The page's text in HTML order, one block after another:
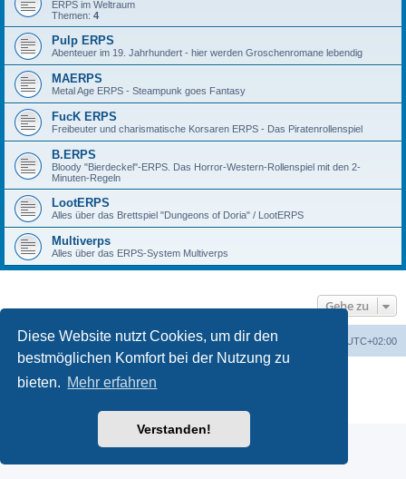
Diese Website nutzt Cookies, um dir den
bestmöglichen Komfort bei der Nutzung zu
bieten. Mehr erfahren
Verstanden!
ERPS im Weltraum
Themen: 4
Pulp ERPS
Abenteuer im 19. Jahrhundert - hier werden Groschenromane lebendig
MAERPS
Metal Age ERPS - Steampunk goes Fantasy
FucK ERPS
Freibeuter und charismatische Korsaren ERPS - Das Piratenrollenspiel
B.ERPS
Bloody "Bierdeckel"-ERPS. Das Horror-Western-Rollenspiel mit den 2-
Minuten-Regeln
LootERPS
Alles über das Brettspiel "Dungeons of Doria" / LootERPS
Multiverps
Alles über das ERPS-System Multiverps
Gehe zu
erps.de Foren-Übersicht UTC+02:00
Deutsche Übersetzung durch